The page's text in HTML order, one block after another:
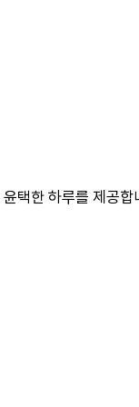
택한 하루를 제공합